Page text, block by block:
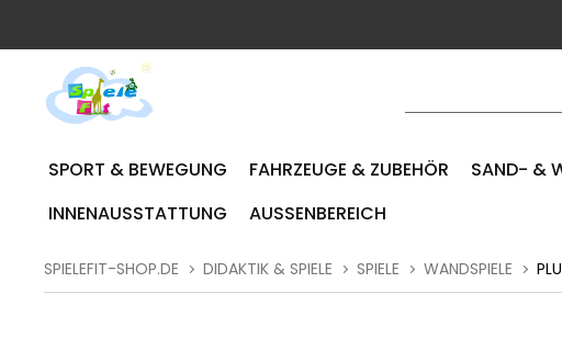
SPORT & BEWEGUNG FAHRZEUGE & ZUBEHÖR SAND- &
INNENAUSSTATTUNG
AUSSENBEREICH
SPIELEFIT-SHOP.DE DIDAKTIK & SPIELE SPIELE WANDSPIELE